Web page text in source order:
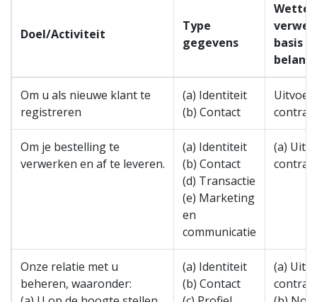
Doel/Activiteit
Type
gegevens
basis
belang
Om u als nieuwe klant te
registreren
(a) Identiteit
(b) Contact
Om je bestelling te
verwerken en af te leveren.
(a) Identiteit
(b) Contact
(d) Transactie
(e) Marketing
en
communicatie
(a)
Onze relatie met u
beheren, waaronder:
(a) Identiteit
(b) Contact
(a)